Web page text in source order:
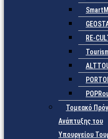
RE-
Τομεακό
Ανάπτυξης του
Υπουργείου